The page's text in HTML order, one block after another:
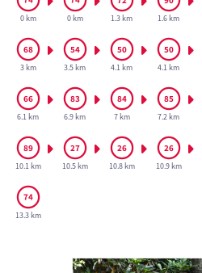
0 km 0 km 1.3 km 1.6 km
3 km 3.5 km 4.1 km 4.1 km
6.1 km 6.9 km 7 km 7.2 km
10.1 km 10.5 km 10.8 km 10.9 km
13.3 km